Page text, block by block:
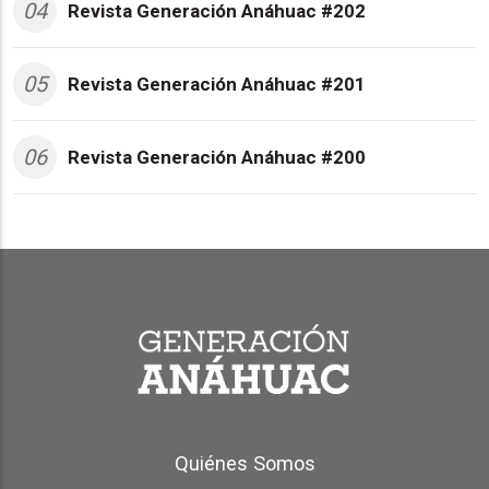
04 Revista Generación Anáhuac #202
05 Revista Generación Anáhuac #201
06 Revista Generación Anáhuac #200
Quiénes Somos